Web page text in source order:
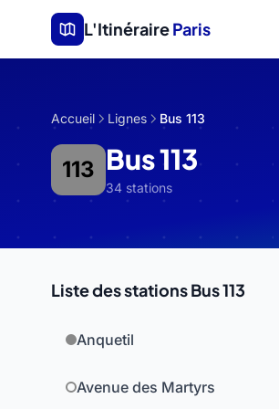
Aller au contenu principal
L'ItinéraireParis
Accueil Lignes Bus 113
113 Bus 113
34 stations
Liste des stations Bus 113
Anquetil
Avenue des Martyrs